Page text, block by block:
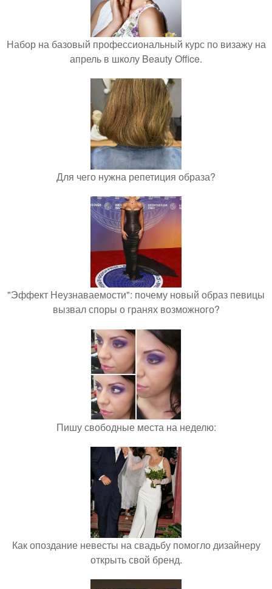
Набор на базовый профессиональный курс по визажу на
апрель в школу Beauty Office.
Для чего нужна репетиция образа?
"Эффект Неузнаваемости": почему новый образ певицы
вызвал споры о гранях возможного?
Пишу свободные места на неделю:
Как опоздание невесты на свадьбу помогло дизайнеру
открыть свой бренд.